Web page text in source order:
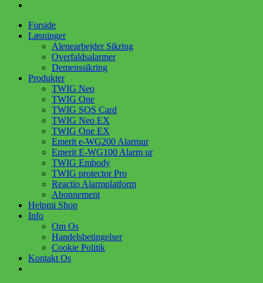
Forside
Løsninger
Alenearbejder Sikring
Overfaldsalarmer
Demenssikring
Produkter
TWIG Neo
TWIG One
TWIG SOS Card
TWIG Neo EX
TWIG One EX
Emerit e-WG200 Alarmur
Emerit E-WG100 Alarm ur
TWIG Embody
TWIG protector Pro
Reactio Alarmplatform
Abonnement
Helpmi Shop
Info
Om Os
Handelsbetingelser
Cookie Politik
Kontakt Os